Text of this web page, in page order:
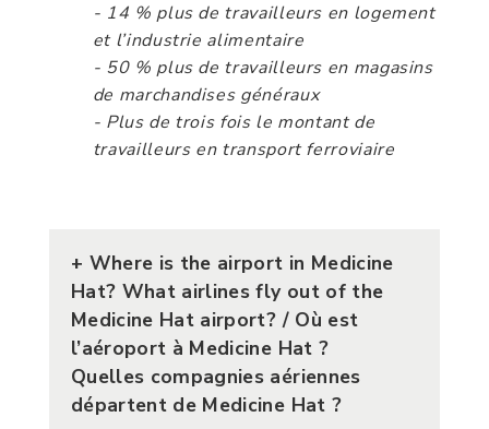
- 14 % plus de travailleurs en logement
et l’industrie alimentaire
- 50 % plus de travailleurs en magasins
de marchandises généraux
- Plus de trois fois le montant de
travailleurs en transport ferroviaire
+ Where is the airport in Medicine
Hat? What airlines fly out of the
Medicine Hat airport? / Où est
l’aéroport à Medicine Hat ?
Quelles compagnies aériennes
départent de Medicine Hat ?